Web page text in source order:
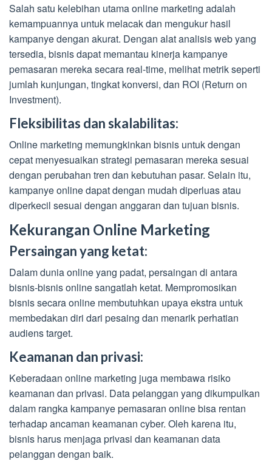
Salah satu kelebihan utama online marketing adalah
kemampuannya untuk melacak dan mengukur hasil
kampanye dengan akurat. Dengan alat analisis web yang
tersedia, bisnis dapat memantau kinerja kampanye
pemasaran mereka secara real-time, melihat metrik seperti
jumlah kunjungan, tingkat konversi, dan ROI (Return on
Investment).
Fleksibilitas dan skalabilitas:
Online marketing memungkinkan bisnis untuk dengan
cepat menyesuaikan strategi pemasaran mereka sesuai
dengan perubahan tren dan kebutuhan pasar. Selain itu,
kampanye online dapat dengan mudah diperluas atau
diperkecil sesuai dengan anggaran dan tujuan bisnis.
Kekurangan Online Marketing
Persaingan yang ketat:
Dalam dunia online yang padat, persaingan di antara
bisnis-bisnis online sangatlah ketat. Mempromosikan
bisnis secara online membutuhkan upaya ekstra untuk
membedakan diri dari pesaing dan menarik perhatian
audiens target.
Keamanan dan privasi:
Keberadaan online marketing juga membawa risiko
keamanan dan privasi. Data pelanggan yang dikumpulkan
dalam rangka kampanye pemasaran online bisa rentan
terhadap ancaman keamanan cyber. Oleh karena itu,
bisnis harus menjaga privasi dan keamanan data
pelanggan dengan baik.